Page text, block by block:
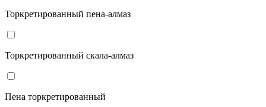
Торкретированный пена-алмаз
Торкретированный скала-алмаз
Пена торкретированный